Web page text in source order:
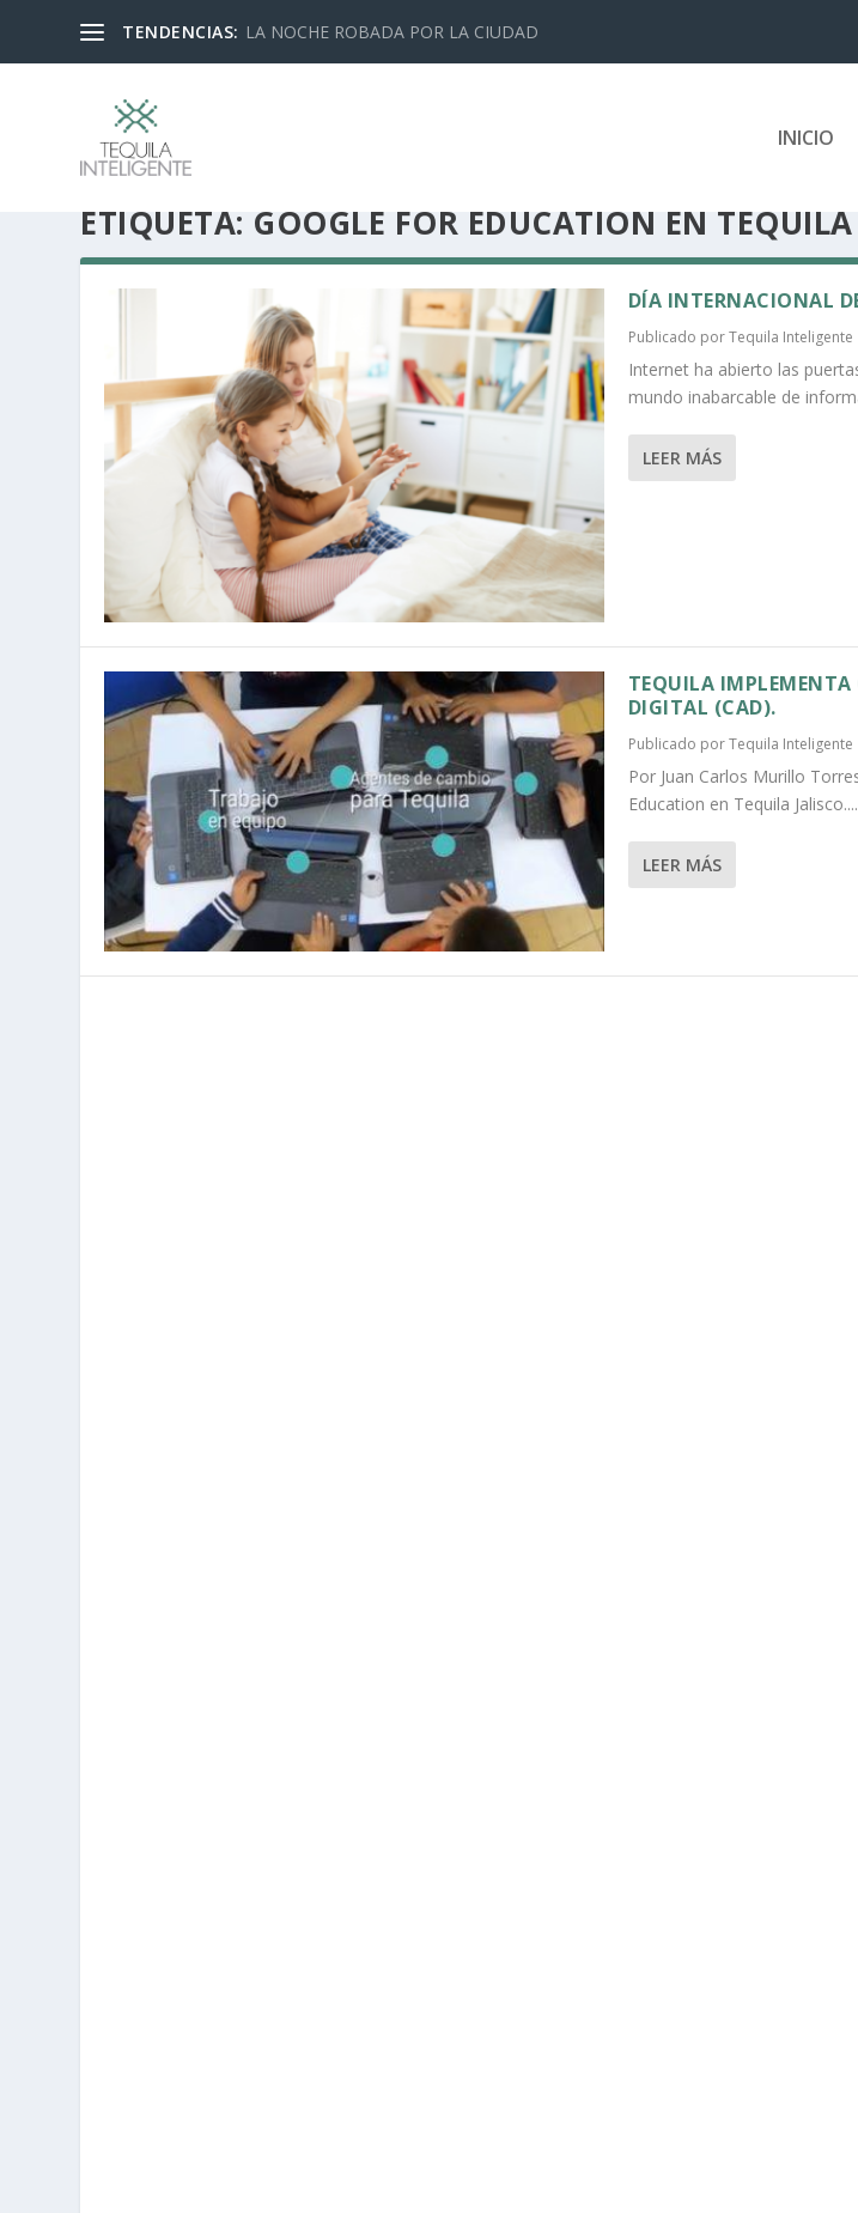
TENDENCIAS: LA NOCHE ROBADA POR LA CIUDAD
INICIO
ETIQUETA: GOOGLE FOR EDUCATION EN TEQUILA
DÍA INTERNACIONAL
Publicado porTequila Inteligente
Internet ha abierto las
mundo inabarcable de
LEER MÁS
TEQUILA IMPLEMENTA
DIGITAL (CAD).
Publicado porTequila Inteligente
Por Juan Carlos Murillo
Education en Tequila Jalisco....
LEER MÁS